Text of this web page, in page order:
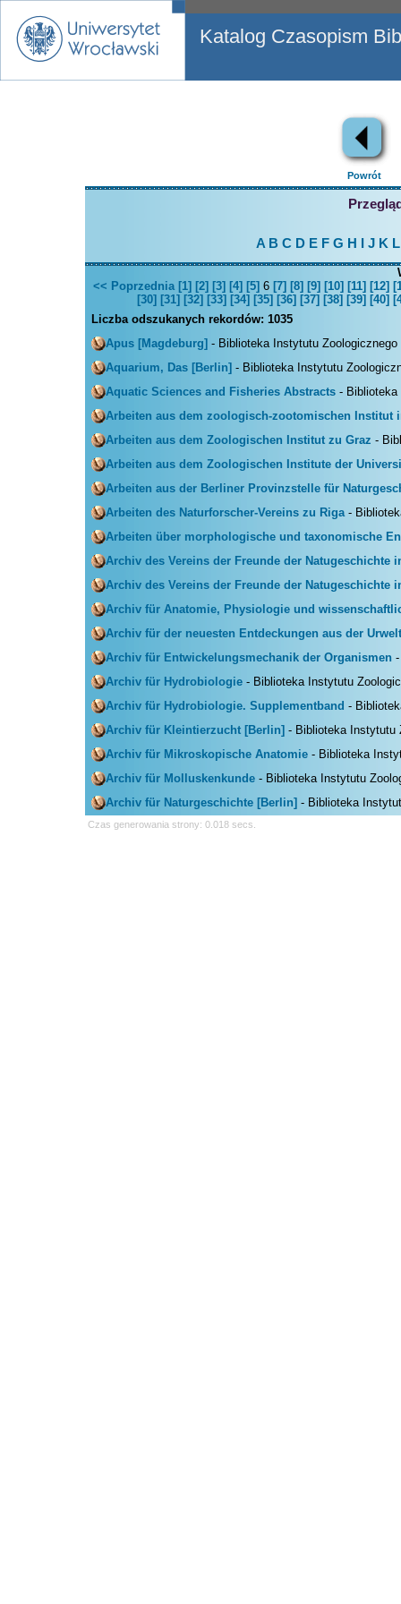
Katalog Czasopism
Powrót
A B C D EFG H J K L
<< Poprzednia [1] [2] [3] [4] [5] 6 [7] [8] [9] [10] [11] [12]
[30] [31] [32] [33] [34] [35] [36] [37] [38] [39] [40]
Liczba odszukanych rekordów: 1035
Apus [Magdeburg] - Biblioteka Instytutu Zoologicznego
Aquarium, Das [Berlin] - Biblioteka Instytutu
Aquatic Sciences and Fisheries Abstracts - Biblioteka
Arbeiten aus dem zoologisch-zootomischen Institut
Arbeiten aus dem Zoologischen Institut zu Graz -
Arbeiten aus dem Zoologischen Institute der
Arbeiten aus der Berliner Provinzstelle für
Arbeiten des Naturforscher-Vereins zu Riga-
Arbeiten über morphologische und taxonomische
Archiv des Vereins der Freunde der Natugeschichte
Archiv des Vereins der Freunde der Natugeschichte
Archiv für Anatomie, Physiologie und
Archiv für der neuesten Entdeckungen aus der Urwelt
Archiv für Entwickelungsmechanik der Organismen
Archiv für Hydrobiologie - Biblioteka Instytutu
Archiv für Hydrobiologie. Supplementband -
Archiv für Kleintierzucht [Berlin] - Biblioteka Instytutu
Archiv für Mikroskopische Anatomie - Biblioteka
Archiv für Molluskenkunde - Biblioteka Instytutu
Archiv für Naturgeschichte [Berlin] - Biblioteka
Czas generowania strony: 0.018 secs.